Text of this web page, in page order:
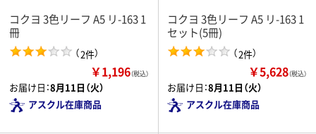
コクヨ 3色リーフ A5 リ-163 1
冊
（2件）
￥1,196（税込）
お届け日：8月11日（火）
アスクル在庫商品
コクヨ 3色リーフ A5 リ-163 1
セット(5冊)
（2件）
￥5,628（税込）
お届け日：8月11日（火）
アスクル在庫商品